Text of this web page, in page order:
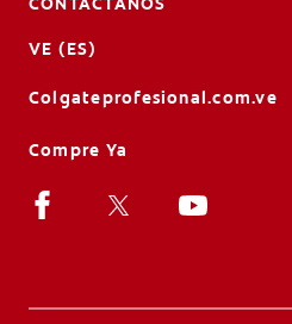
VE (ES)
Colgateprofesional.com.ve
Compre Ya